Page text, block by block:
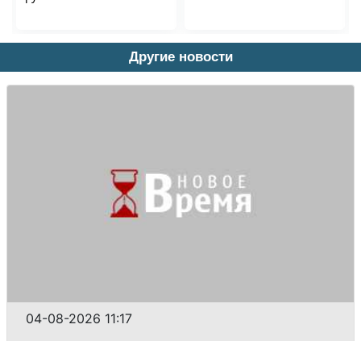
Другие новости
04-08-2026 11:17